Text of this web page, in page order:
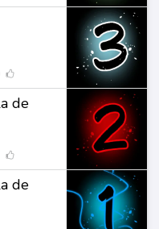
de
de